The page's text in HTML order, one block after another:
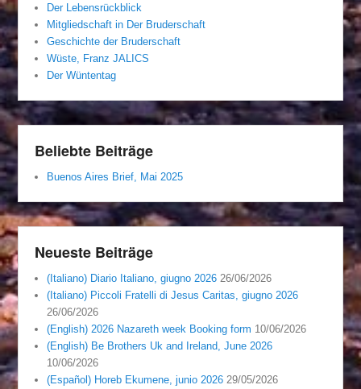
Der Lebensrückblick
Mitgliedschaft in Der Bruderschaft
Geschichte der Bruderschaft
Wüste, Franz JALICS
Der Wüntentag
Beliebte Beiträge
Buenos Aires Brief, Mai 2025
Neueste Beiträge
(Italiano) Diario Italiano, giugno 2026 26/06/2026
(Italiano) Piccoli Fratelli di Jesus Caritas, giugno 2026
26/06/2026
(English) 2026 Nazareth week Booking form 10/06/2026
(English) Be Brothers Uk and Ireland, June 2026
10/06/2026
(Español) Horeb Ekumene, junio 2026 29/05/2026